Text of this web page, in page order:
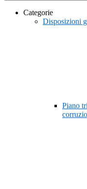
Categorie
Disposizioni
Piano